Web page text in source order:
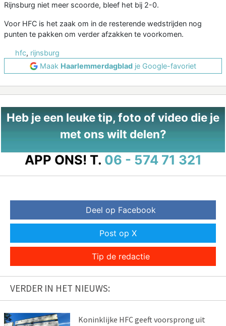
Rijnsburg niet meer scoorde, bleef het bij 2-0.
Voor HFC is het zaak om in de resterende wedstrijden nog
punten te pakken om verder afzakken te voorkomen.
hfc, rijnsburg
Maak Haarlemmerdagblad je Google-favoriet
Heb je een leuke tip, foto of video die je
met ons wilt delen?
APP ONS! T. 06 - 574 71 321
Deel op Facebook
Post op X
Tip de redactie
VERDER IN HET NIEUWS:
Koninklijke HFC geeft voorsprong uit